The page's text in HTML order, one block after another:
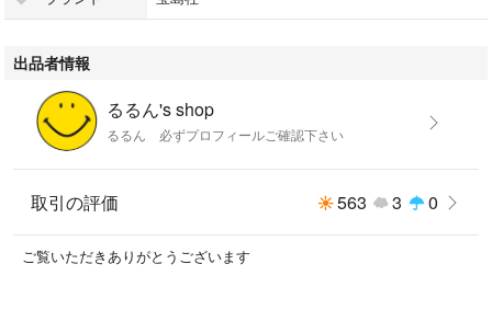
出品者情報
るるん's shop
るるん 必ずプロフィールご確認下さい
取引の評価 563 3 0
ご覧いただきありがとうございます